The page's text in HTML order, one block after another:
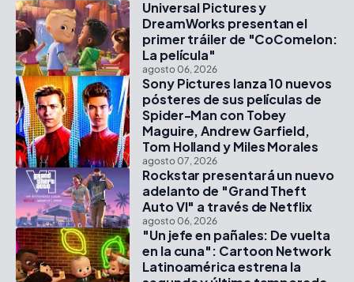
Universal Pictures y
DreamWorks presentan el
primer tráiler de "CoComelon:
La película"
agosto 06, 2026
Sony Pictures lanza 10 nuevos
pósteres de sus películas de
Spider-Man con Tobey
Maguire, Andrew Garfield,
Tom Holland y Miles Morales
agosto 07, 2026
Rockstar presentará un nuevo
adelanto de "Grand Theft
Auto VI" a través de Netflix
agosto 06, 2026
"Un jefe en pañales: De vuelta
en la cuna": Cartoon Network
Latinoamérica estrena la